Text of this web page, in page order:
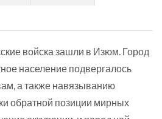
войска зашли в Изюм. Город
население подвергалось
а также навязыванию
обратной позиции мирных